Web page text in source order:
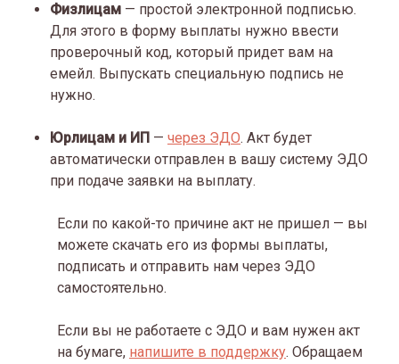
Физлицам — простой электронной подписью.
Для этого в форму выплаты нужно ввести
проверочный код, который придет вам на
емейл. Выпускать специальную подпись не
нужно.
Юрлицам и ИП — через ЭДО. Акт будет
автоматически отправлен в вашу систему ЭДО
при подаче заявки на выплату.
Если по какой-то причине акт не пришел — вы
можете скачать его из формы выплаты,
подписать и отправить нам через ЭДО
самостоятельно.
Если вы не работаете с ЭДО и вам нужен акт
на бумаге, напишите в поддержку. Обращаем